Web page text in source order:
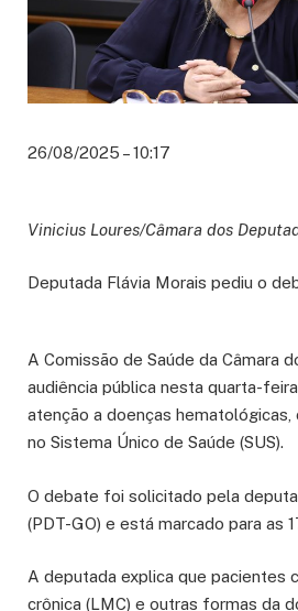
26/08/2025 – 10:17
Vinicius Loures/Câmara dos
Deputada Flávia Morais pediu o
A Comissão de Saúde da Câmara
audiência pública nesta quarta-
atenção a doenças hematológicas,
no Sistema Único de Saúde (SUS).
O debate foi solicitado pela
(PDT-GO) e está marcado para as
A deputada explica que pacientes
crônica (LMC) e outras formas da